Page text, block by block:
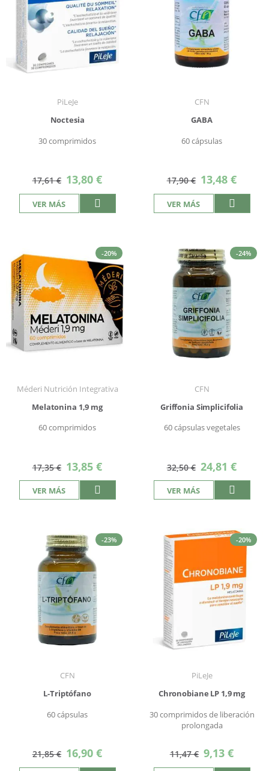
PiLeJe
Noctesia
30 comprimidos
17,61 € Precio
especial
13,80 €
VER MÁS
CFN
GABA
60 cápsulas
17,90 € Precio
especial
13,48 €
VER MÁS
-20%
Méderi Nutrición Integrativa
Melatonina 1,9 mg
60 comprimidos
17,35 € Precio
especial
13,85 €
VER MÁS
-24%
CFN
Griffonia Simplicifolia
60 cápsulas vegetales
32,50 € Precio
especial
24,81 €
VER MÁS
-23%
CFN
L-Triptófano
60 cápsulas
21,85 € Precio
especial
16,90 €
-20%
PiLeJe
Chronobiane LP 1,9 mg
30 comprimidos de liberación
prolongada
11,47 € Precio
especial
9,13 €